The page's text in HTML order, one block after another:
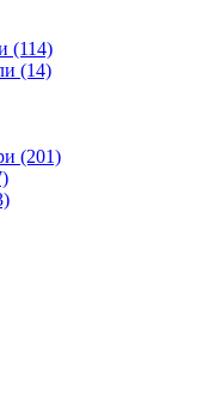
(114)
(14)
(201)